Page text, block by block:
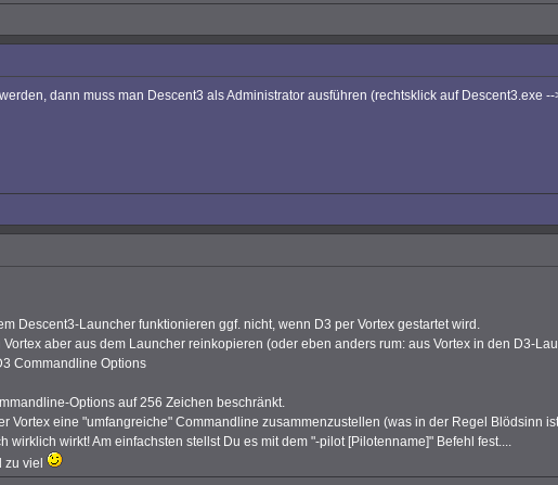
dann muss man Descent3 als Administrator ausführen (rechtsklick auf Descent3.exe
Descent3-Launcher funktionieren ggf. nicht, wenn D3 per Vortex gestartet wird.
aber aus dem Launcher reinkopieren (oder eben anders rum: aus Vortex in den D3-
Commandline Options
Options auf 256 Zeichen beschränkt.
Vortex eine "umfangreiche" Commandline zusammenzustellen (was in der Regel Blödsinn
wirklich wirkt! Am einfachsten stellst Du es mit dem "-pilot [Pilotenname]" Befehl fest....
viel